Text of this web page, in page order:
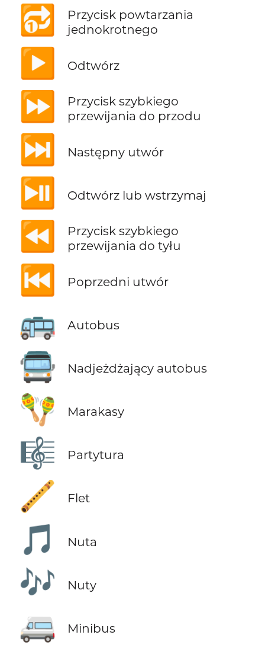
🔂
Przycisk powtarzania
jednokrotnego
▶️ Odtwórz
⏩
Przycisk szybkiego
przewijania do przodu
⏭️ Następny utwór
⏯️ Odtwórz lub wstrzymaj
⏪
Przycisk szybkiego
przewijania do tyłu
⏮️ Poprzedni utwór
🚌 Autobus
🚍 Nadjeżdżający autobus
🪇 Marakasy
🎼 Partytura
🪈 Flet
🎵 Nuta
🎶 Nuty
🚐 Minibus